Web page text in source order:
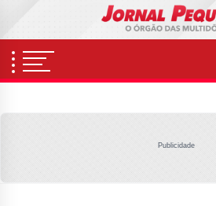
content
Publicidade